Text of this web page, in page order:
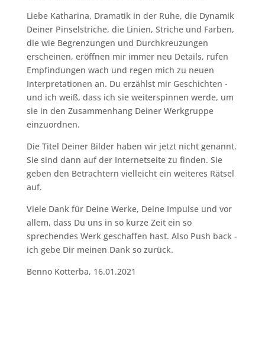
Liebe Katharina, Dramatik in der Ruhe, die Dynamik
Deiner Pinselstriche, die Linien, Striche und Farben,
die wie Begrenzungen und Durchkreuzungen
erscheinen, eröffnen mir immer neu Details, rufen
Empfindungen wach und regen mich zu neuen
Interpretationen an. Du erzählst mir Geschichten -
und ich weiß, dass ich sie weiterspinnen werde, um
sie in den Zusammenhang Deiner Werkgruppe
einzuordnen.
Die Titel Deiner Bilder haben wir jetzt nicht genannt.
Sie sind dann auf der Internetseite zu finden. Sie
geben den Betrachtern vielleicht ein weiteres Rätsel
auf.
Viele Dank für Deine Werke, Deine Impulse und vor
allem, dass Du uns in so kurze Zeit ein so
sprechendes Werk geschaffen hast. Also Push back -
ich gebe Dir meinen Dank so zurück.
Benno Kotterba, 16.01.2021